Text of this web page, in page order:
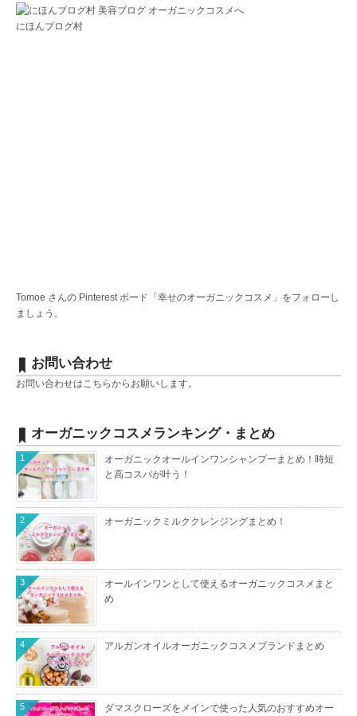
にほんブログ村
Tomoe さんの Pinterest ボード「幸せのオーガニックコスメ」をフォローし
ましょう。
お問い合わせ
お問い合わせはこちらからお願いします。
オーガニックコスメランキング・まとめ
オーガニックオールインワンシャンプーまとめ！時短
と高コスパが叶う！
1
オーガニックミルククレンジングまとめ！
2
オールインワンとして使えるオーガニックコスメまと
め
3
アルガンオイルオーガニックコスメブランドまとめ
4
ダマスクローズをメインで使った人気のおすすめオー
5